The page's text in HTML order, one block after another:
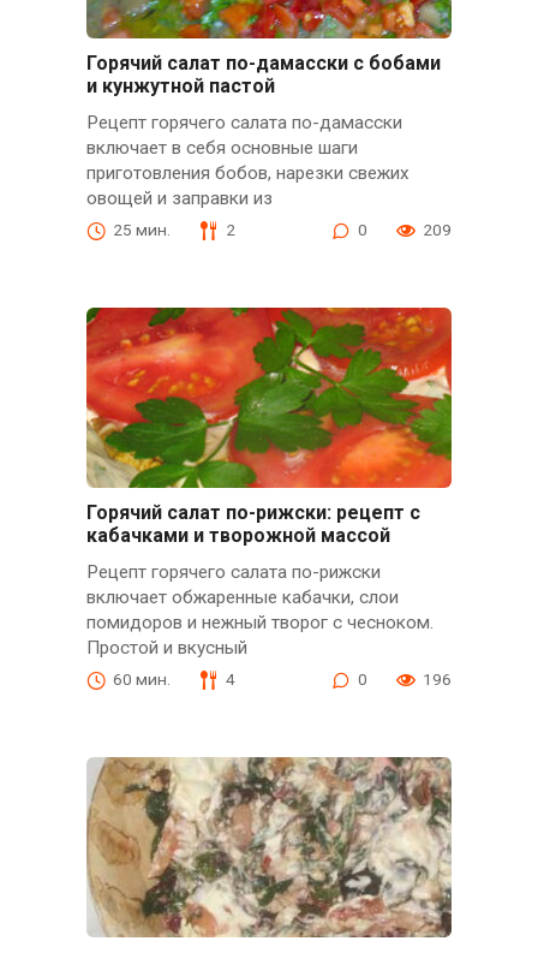
Горячий салат по-дамасски с бобами
и кунжутной пастой
Рецепт горячего салата по-дамасски
включает в себя основные шаги
приготовления бобов, нарезки свежих
овощей и заправки из
25 мин. 2 0 209
Горячий салат по-рижски: рецепт с
кабачками и творожной массой
Рецепт горячего салата по-рижски
включает обжаренные кабачки, слои
помидоров и нежный творог с чесноком.
Простой и вкусный
60 мин. 4 0 196